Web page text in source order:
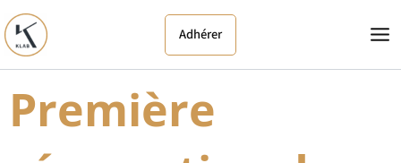
Aller
au
contenu
Adhérer
Première